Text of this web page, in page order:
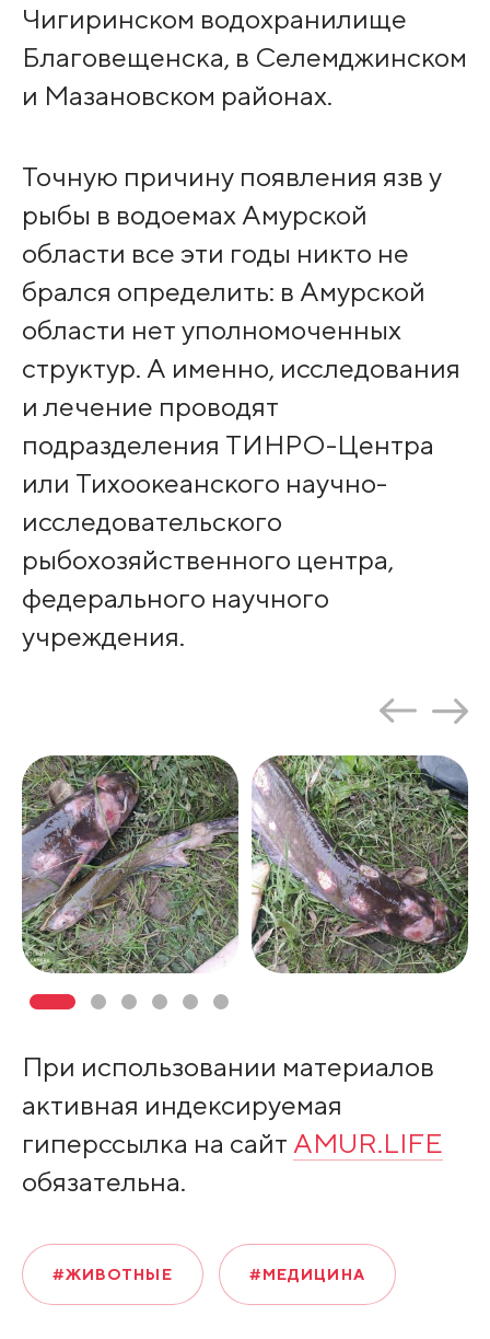
Чигиринском водохранилище
Благовещенска, в Селемджинском
и Мазановском районах.
Точную причину появления язв у
рыбы в водоемах Амурской
области все эти годы никто не
брался определить: в Амурской
области нет уполномоченных
структур. А именно, исследования
и лечение проводят
подразделения ТИНРО-Центра
или Тихоокеанского научно-
исследовательского
рыбохозяйственного центра,
федерального научного
учреждения.
При использовании материалов
активная индексируемая
гиперссылка на сайт AMUR.LIFE
обязательна.
#ЖИВОТНЫЕ #МЕДИЦИНА